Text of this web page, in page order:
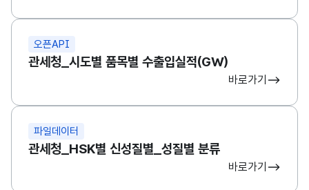
오픈API
관세청_시도별 품목별 수출입실적(GW)
바로가기
파일데이터
관세청_HSK별 신성질별_성질별 분류
바로가기